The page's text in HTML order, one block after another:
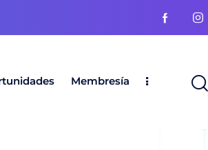
Membresía